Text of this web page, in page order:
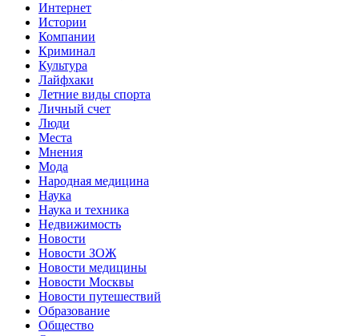
Интернет
Истории
Компании
Криминал
Культура
Лайфхаки
Летние виды спорта
Личный счет
Люди
Места
Мнения
Мода
Народная медицина
Наука
Наука и техника
Недвижимость
Новости
Новости ЗОЖ
Новости медицины
Новости Москвы
Новости путешествий
Образование
Общество